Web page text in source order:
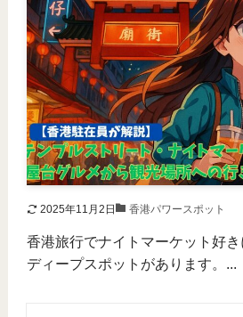
2025年11月2日 香港パワースポット
香港旅行でナイトマーケット好
ディープスポットがあります。...